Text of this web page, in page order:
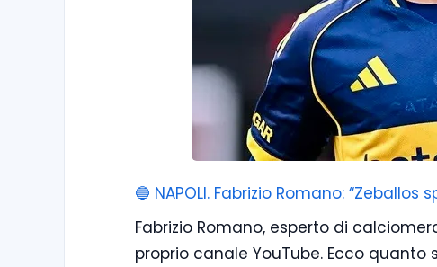
🔵 NAPOLI. Fabrizio Romano:
Fabrizio Romano, esperto di
proprio canale YouTube. Ecco quanto